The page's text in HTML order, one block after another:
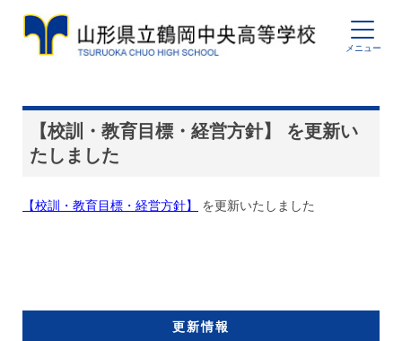
【校訓・教育目標・経営方針】 を更新い
たしました
【校訓・教育目標・経営方針】 を更新いたしました
更新情報